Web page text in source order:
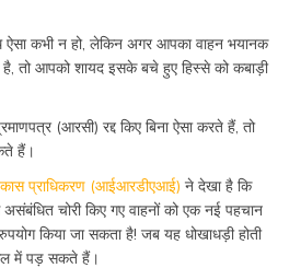
कभी न हो, लेकिन अगर आपका वाहन भयानक
है, तो आपको शायद इसके बचे हुए हिस्से को कबाड़ी
(आरसी) रद्द किए बिना ऐसा करते हैं, तो
हैं।
प्राधिकरण (आईआरडीएआई) ने देखा है कि
असंबंधित चोरी किए गए वाहनों को एक नई पहचान
किया जा सकता है! जब यह धोखाधड़ी होती
में पड़ सकते हैं।